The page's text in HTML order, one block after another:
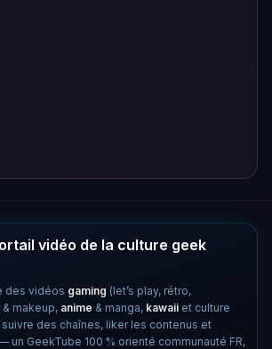
vidéo de la culture geek
des vidéos gaming (let’s play, rétro,
& makeup, anime & manga, kawaii et culture
des chaînes, liker les contenus et
un GeekTube 100 % orienté communauté FR,